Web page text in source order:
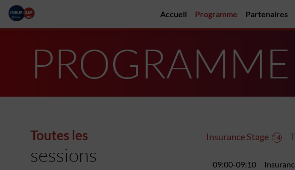
Accueil Programme Partenaires
PROGRAMME
Toutes les
sessions
Insurance Stage 14
09:00-09:10